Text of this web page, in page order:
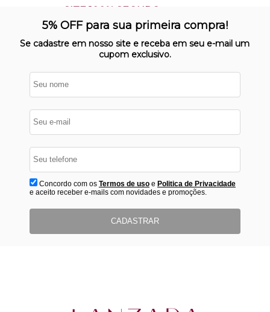
SITE 100% SEGURO
Nosso site opera em ambiente
protegido
5% OFF para sua primeira compra!
Se cadastre em nosso site e receba em seu e-mail um
cupom exclusivo.
Concordo com os Termos de usoe Politica de Privacidade
e aceito receber e-mails com novidades e promoções.
CADASTRAR